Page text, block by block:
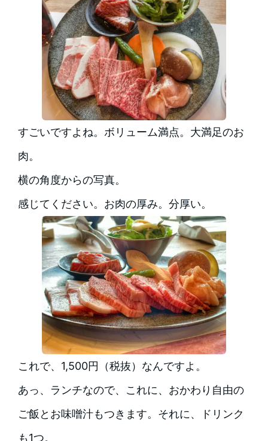
すごいですよね。ボリューム満点。大満足のお
肉。
横の角度からの写真。
感じてください。お肉の厚み。分厚い。
これで、1,500円（税抜）なんですよ。
あっ、ランチなので、これに、おかわり自由の
ご飯とお味噌汁もつきます。それに、ドリンク
も1つ。